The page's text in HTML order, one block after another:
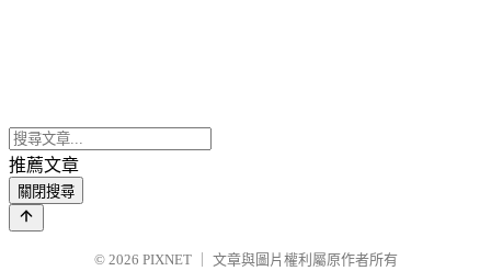
推薦文章
關閉搜尋
© 2026 PIXNET
文章與圖片權利屬原作者所有